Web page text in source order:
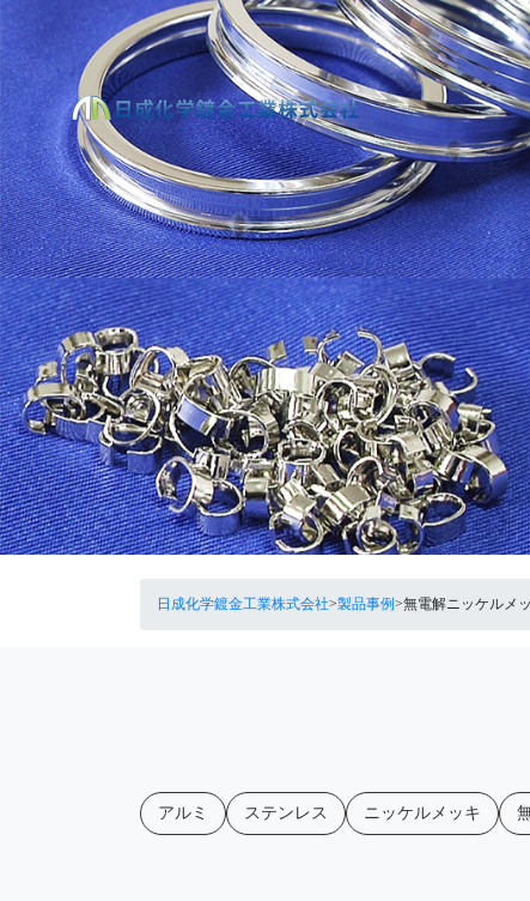
日成化学鍍金工業株式会社>製品事例>無電解ニッケルメ
アルミ ステンレス ニッケルメッキ